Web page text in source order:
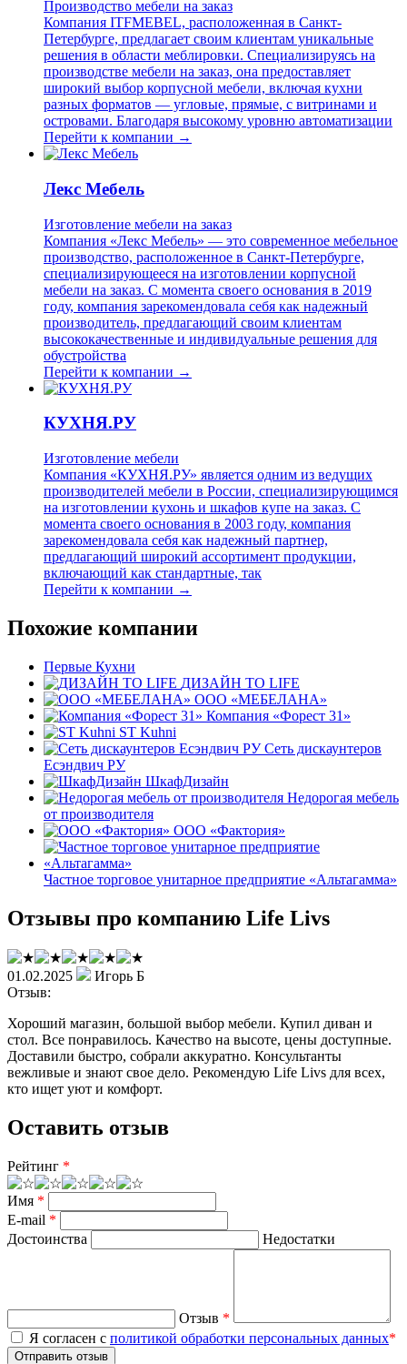
Производство мебели на заказ
Компания ITFMEBEL, расположенная в Санкт-
Петербурге, предлагает своим клиентам уникальные
решения в области меблировки. Специализируясь на
производстве мебели на заказ, она предоставляет
широкий выбор корпусной мебели, включая кухни
разных форматов — угловые, прямые, с витринами и
островами. Благодаря высокому уровню автоматизации
Перейти к компании →
Лекс Мебель
Изготовление мебели на заказ
Компания «Лекс Мебель» — это современное мебельное
производство, расположенное в Санкт-Петербурге,
специализирующееся на изготовлении корпусной
мебели на заказ. С момента своего основания в 2019
году, компания зарекомендовала себя как надежный
производитель, предлагающий своим клиентам
высококачественные и индивидуальные решения для
обустройства
Перейти к компании →
КУХНЯ.РУ
Изготовление мебели
Компания «КУХНЯ.РУ» является одним из ведущих
производителей мебели в России, специализирующимся
на изготовлении кухонь и шкафов купе на заказ. С
момента своего основания в 2003 году, компания
зарекомендовала себя как надежный партнер,
предлагающий широкий ассортимент продукции,
включающий как стандартные, так
Перейти к компании →
Похожие компании
Первые Кухни
ДИЗАЙН TO LIFE
ООО «МЕБЕЛАНА»
Компания «Форест 31»
ST Kuhni
Сеть дискаунтеров
Есэндвич РУ
ШкафДизайн
Недорогая мебель
от производителя
ООО «Фактория»
Частное торговое унитарное предприятие «Альтагамма»
Отзывы про компанию Life Livs
01.02.2025
Игорь Б
Отзыв:
Хороший магазин, большой выбор мебели. Купил диван и
стол. Все понравилось. Качество на высоте, цены доступные.
Доставили быстро, собрали аккуратно. Консультанты
вежливые и знают свое дело. Рекомендую Life Livs для всех,
кто ищет уют и комфорт.
Оставить отзыв
Рейтинг *
Имя *
E-mail *
Достоинства
Недостатки
Отзыв *
Я согласен с политикой обработки персональных данных*
Отправить отзыв